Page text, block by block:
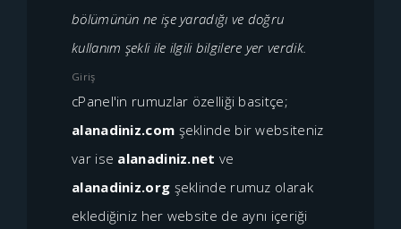
bölümünün ne işe yaradığı ve doğru
kullanım şekli ile ilgili bilgilere yer verdik.
Giriş
cPanel'in rumuzlar özelliği basitçe;
alanadiniz.com şeklinde bir websiteniz
var ise alanadiniz.net ve
alanadiniz.org şeklinde rumuz olarak
eklediğiniz her website de aynı içeriği